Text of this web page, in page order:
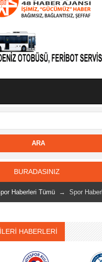
BURADASINIZ
Haberleri Tümü → Spor
HABERLERİ